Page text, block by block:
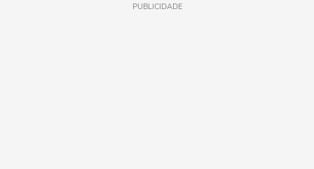
PUBLICIDADE